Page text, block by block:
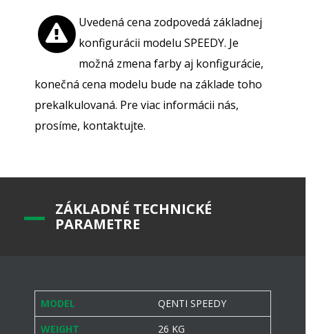
Uvedená cena zodpovedá základnej
konfigurácii modelu SPEEDY. Je
možná zmena farby aj konfigurácie,
konečná cena modelu bude na základe toho
prekalkulovaná. Pre viac informácii nás,
prosíme, kontaktujte.
ZÁKLADNÉ TECHNICKÉ
PARAMETRE
MODEL
QENTI SPEEDY
WEIGHT
26 KG